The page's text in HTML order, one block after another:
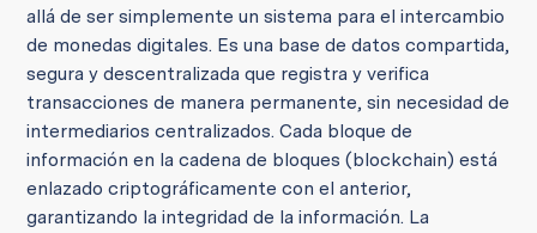
allá de ser simplemente un sistema para el intercambio
de monedas digitales. Es una base de datos compartida,
segura y descentralizada que registra y verifica
transacciones de manera permanente, sin necesidad de
intermediarios centralizados. Cada bloque de
información en la cadena de bloques (blockchain) está
enlazado criptográficamente con el anterior,
garantizando la integridad de la información. La